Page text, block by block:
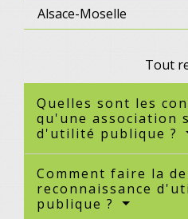
Alsace-Moselle
Tout
Quelles sont les
qu'une association
d'utilité publique ?
Comment faire la
reconnaissance
publique ?